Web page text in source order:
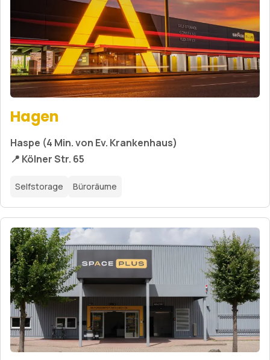
Hagen
Haspe (4 Min. von Ev. Krankenhaus)
📍 Kölner Str. 65
Selfstorage Büroräume